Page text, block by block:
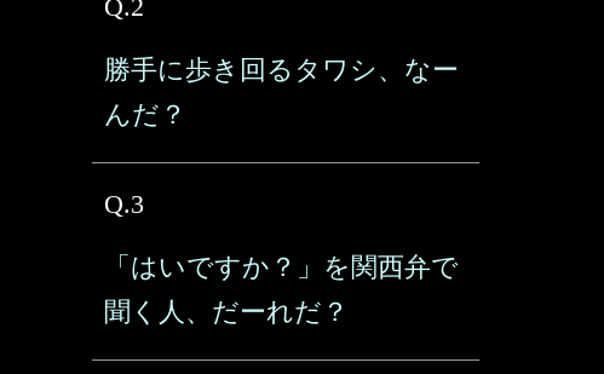
Q.2
勝手に歩き回るタワシ、なー
んだ？
Q.3
「はいですか？」を関西弁で
聞く人、だーれだ？